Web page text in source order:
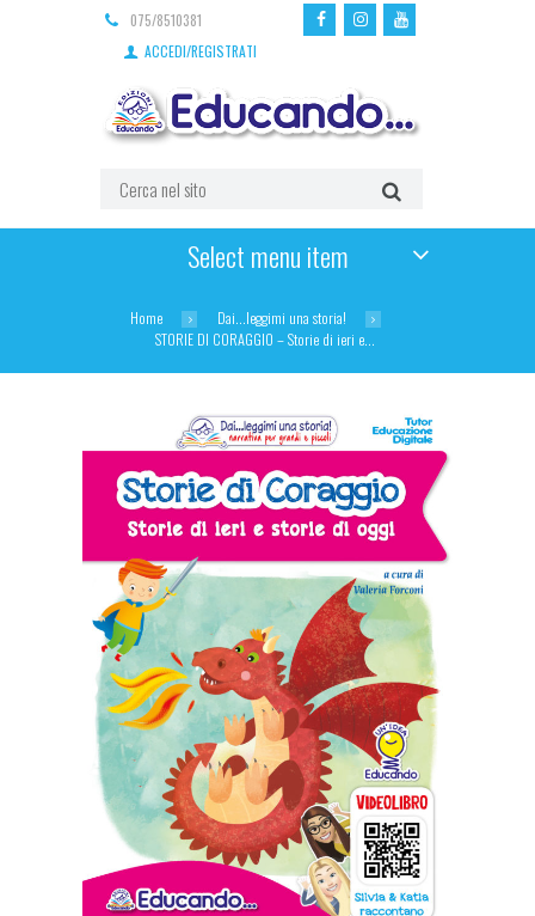
075/8510381
ACCEDI/REGISTRATI
Select menu item
Home
Dai...leggimi una storia!
STORIE DI CORAGGIO – Storie di ieri e...